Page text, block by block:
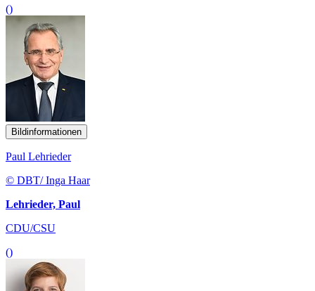
()
Bildinformationen
Paul Lehrieder
© DBT/ Inga Haar
Lehrieder, Paul
CDU/CSU
()